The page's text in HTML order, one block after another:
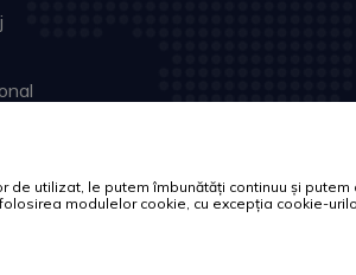
utilizat, le putem îmbunătăți continuu și
modulelor cookie, cu excepția cookie-